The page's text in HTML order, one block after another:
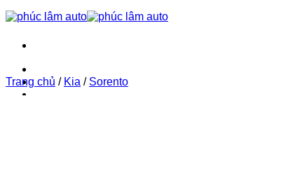
Phúc Lâm Auto
Trang chủ / Kia / Sorento